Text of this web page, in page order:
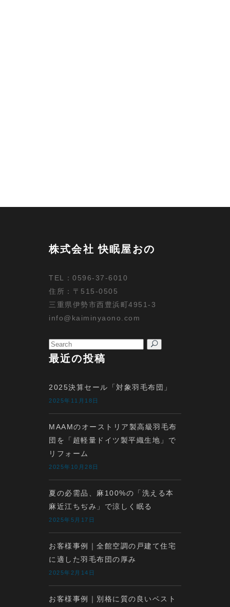
株式会社 快眠屋おの
TEL：0596-37-6010
住所：〒515-0505
三重県伊勢市西豊浜町4951-3
info@kaiminyaono.com
Search
for:
最近の投稿
2025決算セール「対象羽毛布団」
2025年11月18日
MAAMのオーストリア製高級羽毛布
団を「超軽量ドイツ製平織生地」で
リフォーム
2025年10月28日
夏の必需品、麻100%の「洗える本
麻近江ちぢみ」で涼しく眠る
2025年5月17日
お客様事例｜全館空調の戸建て住宅
に適した羽毛布団の厚み
2025年2月14日
お客様事例｜別格に質の良いベスト